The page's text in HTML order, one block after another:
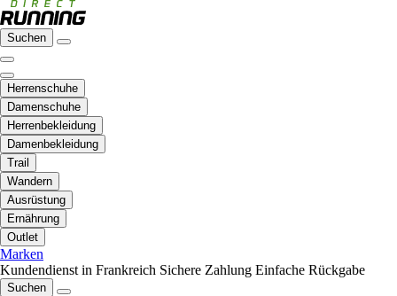
Suchen
Herrenschuhe
Damenschuhe
Herrenbekleidung
Damenbekleidung
Trail
Wandern
Ausrüstung
Ernährung
Outlet
Marken
Kundendienst in Frankreich Sichere Zahlung Einfache Rückgabe
Suchen